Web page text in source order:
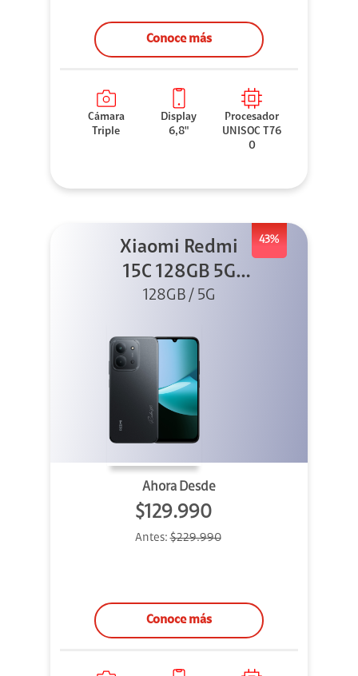
Conoce más
Cámara
Triple
Display
6,8"
Procesador
UNISOC T76
0
43%
Xiaomi Redmi
15C 128GB 5G
Negro
128GB / 5G
Ahora Desde
$129.990
Antes:$229.990
Conoce más